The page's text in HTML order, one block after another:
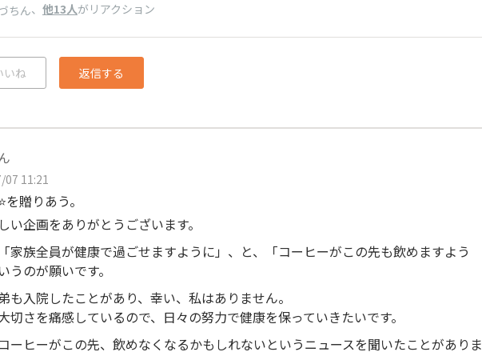
ちん、 他13人がリアクション
いね 返信する
11:21
を贈りあう。
い企画をありがとうございます。
家族全員が健康で過ごせますように」、と、「コーヒーがこの先も飲めますよう
うのが願いです。
も入院したことがあり、幸い、私はありません。
切さを痛感しているので、日々の努力で健康を保っていきたいです。
ーヒーがこの先、飲めなくなるかもしれないというニュースを聞いたことがありま